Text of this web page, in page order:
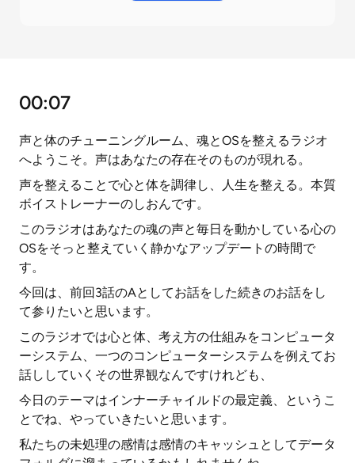
00:07
声と体のチューニングルーム、魂とOSを整えるラジオ
へようこそ。声はあなたの存在そのものが現れる。
声を整えることで心と体を調律し、人生を整える。本質
ボイストレーナーのしおんです。
このラジオはあなたの魂の声と毎日を動かしている心の
OSをそっと整えていく静かなアップデートの時間で
す。
今回は、前回3話のAとしてお話をした続きのお話をし
て参りたいと思います。
このラジオでは心と体、考え方の仕組みをコンピュータ
ーシステム、一つのコンピューターシステムを例えてお
話ししていくその世界観なんですけれども、
今日のテーマはインナーチャイルドの最定義、というこ
とでね、やっていきたいと思います。
私たちの未処理の感情は感情のキャッシュとしてデータ